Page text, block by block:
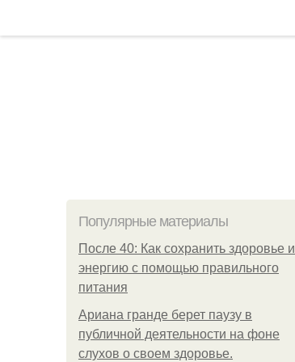
Популярные материалы
После 40: Как сохранить здоровье и
энергию с помощью правильного
питания
Ариана гранде берет паузу в
публичной деятельности на фоне
слухов о своем здоровье.